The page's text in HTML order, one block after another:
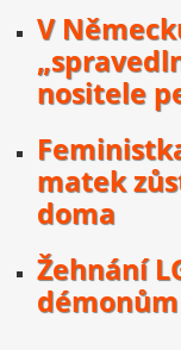
V
nositele
matek
doma
Žehnání
démonům